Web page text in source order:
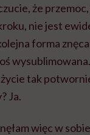
że
nie jest
forma
tak
Ja.
więc w